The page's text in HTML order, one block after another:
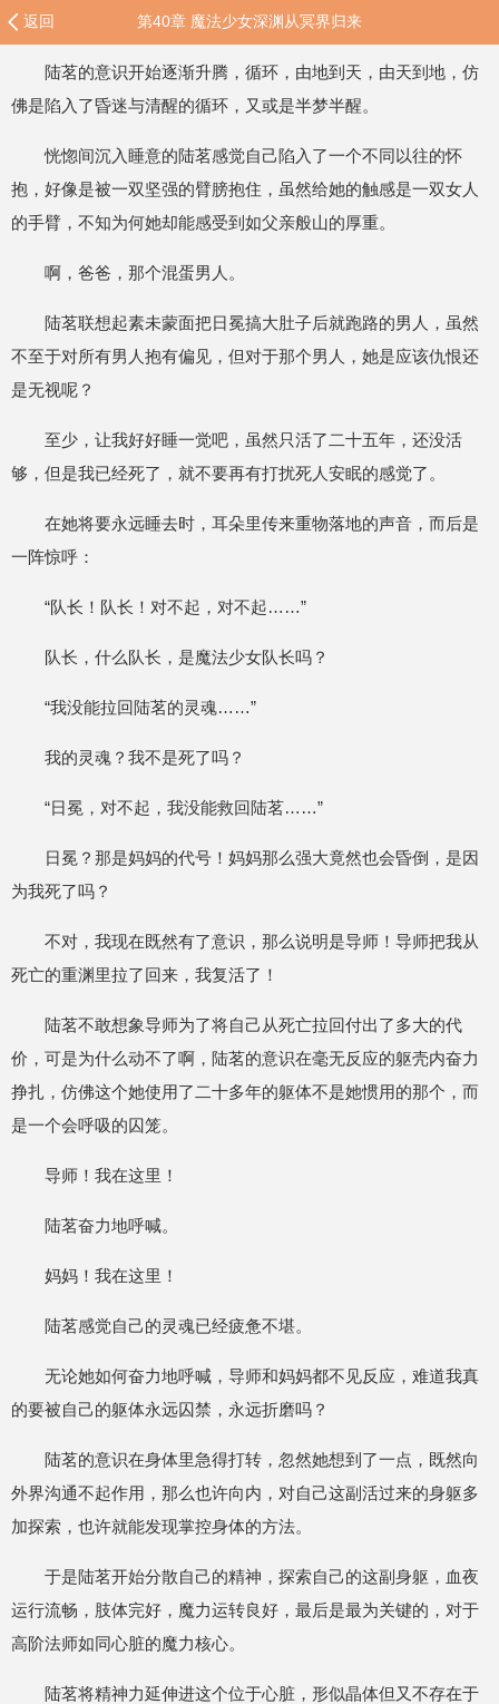
返回 第40章 魔法少女深渊从冥界归来
陆茗的意识开始逐渐升腾，循环，由地到天，由天到地，仿
佛是陷入了昏迷与清醒的循环，又或是半梦半醒。
恍惚间沉入睡意的陆茗感觉自己陷入了一个不同以往的怀
抱，好像是被一双坚强的臂膀抱住，虽然给她的触感是一双女人
的手臂，不知为何她却能感受到如父亲般山的厚重。
啊，爸爸，那个混蛋男人。
陆茗联想起素未蒙面把日冕搞大肚子后就跑路的男人，虽然
不至于对所有男人抱有偏见，但对于那个男人，她是应该仇恨还
是无视呢？
至少，让我好好睡一觉吧，虽然只活了二十五年，还没活
够，但是我已经死了，就不要再有打扰死人安眠的感觉了。
在她将要永远睡去时，耳朵里传来重物落地的声音，而后是
一阵惊呼：
“队长！队长！对不起，对不起……”
队长，什么队长，是魔法少女队长吗？
“我没能拉回陆茗的灵魂……”
我的灵魂？我不是死了吗？
“日冕，对不起，我没能救回陆茗……”
日冕？那是妈妈的代号！妈妈那么强大竟然也会昏倒，是因
为我死了吗？
不对，我现在既然有了意识，那么说明是导师！导师把我从
死亡的重渊里拉了回来，我复活了！
陆茗不敢想象导师为了将自己从死亡拉回付出了多大的代
价，可是为什么动不了啊，陆茗的意识在毫无反应的躯壳内奋力
挣扎，仿佛这个她使用了二十多年的躯体不是她惯用的那个，而
是一个会呼吸的囚笼。
导师！我在这里！
陆茗奋力地呼喊。
妈妈！我在这里！
陆茗感觉自己的灵魂已经疲惫不堪。
无论她如何奋力地呼喊，导师和妈妈都不见反应，难道我真
的要被自己的躯体永远囚禁，永远折磨吗？
陆茗的意识在身体里急得打转，忽然她想到了一点，既然向
外界沟通不起作用，那么也许向内，对自己这副活过来的身躯多
加探索，也许就能发现掌控身体的方法。
于是陆茗开始分散自己的精神，探索自己的这副身躯，血夜
运行流畅，肢体完好，魔力运转良好，最后是最为关键的，对于
高阶法师如同心脏的魔力核心。
陆茗将精神力延伸进这个位于心脏，形似晶体但又不存在于